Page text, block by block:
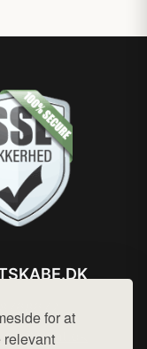
for at
relevant
hej@want.dk